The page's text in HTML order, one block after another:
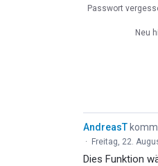
Passwort
Neu
AndreasT
· Freitag, 22.
Dies Funktion